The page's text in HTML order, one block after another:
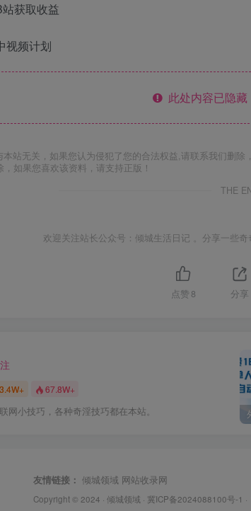
获取收益
视频计划
此处内容已隐
站无关，如果您认为侵犯了您的合法权益,请联系我们删
如果您喜欢该资料，请支持正版！
THE
欢迎关注站长公众号：倾城生活日记 。分享一些
点赞 8 分享
67.8W+
网小技巧，各种奇淫技巧都在本站。
友情链接： 倾城领域 网站收录网
Copyright © 2024 · 倾城领域 · 冀ICP备2024088100号-1 ·